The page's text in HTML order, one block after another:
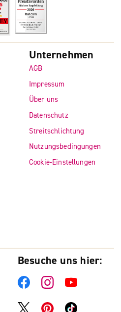
Unternehmen
AGB
Impressum
Über uns
Datenschutz
Streitschlichtung
Nutzungsbedingungen
Cookie-Einstellungen
Besuche uns hier: